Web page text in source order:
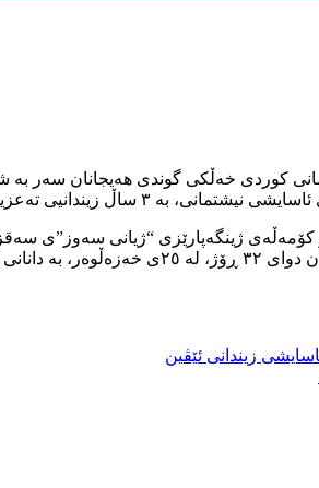
کوردی خەڵکی گوندی هەیجانان سەر
ڕۆژانی دەستبەسەربوونی، سزادراوە.
زیندانی ئێڤین